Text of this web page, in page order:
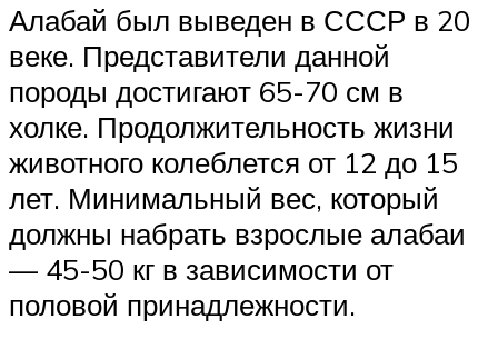
Алабай был выведен в СССР в 20
веке. Представители данной
породы достигают 65-70 см в
холке. Продолжительность жизни
животного колеблется от 12 до 15
лет. Минимальный вес, который
должны набрать взрослые алабаи
— 45-50 кг в зависимости от
половой принадлежности.